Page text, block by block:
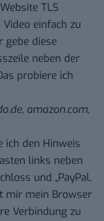
TLS
einfach zu
gebe diese
neben der
probiere ich
, amazon.com,
ich den Hinweis
links neben
und „PayPal,
mir mein Browser
Verbindung zu